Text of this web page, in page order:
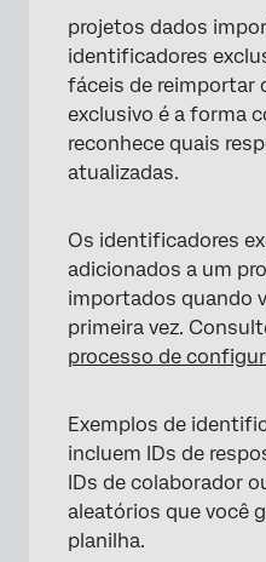
projetos dados
identificadores
fáceis de reimportar
exclusivo é a forma
reconhece quais
atualizadas.
Os identificadores
adicionados a um
importados quando
primeira vez.
processo de
Exemplos de
incluem IDs de
IDs de colaborador
aleatórios que você
planilha.